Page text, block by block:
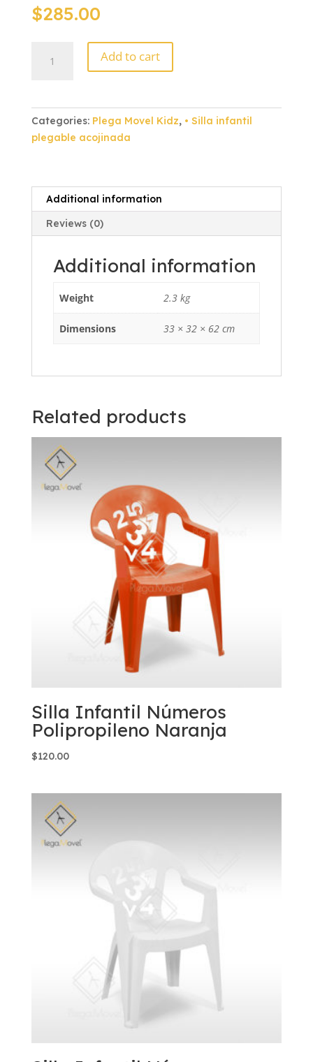
$285.00
Infantil
Negro
Brillante
quantity
Add to cart
Categories: Plega Movel Kidz, • Silla infantil
plegable acojinada
Additional information
Reviews (0)
Additional information
Weight 2.3 kg
Dimensions 33 × 32 × 62 cm
Related products
Silla Infantil Números
Polipropileno Naranja
$120.00